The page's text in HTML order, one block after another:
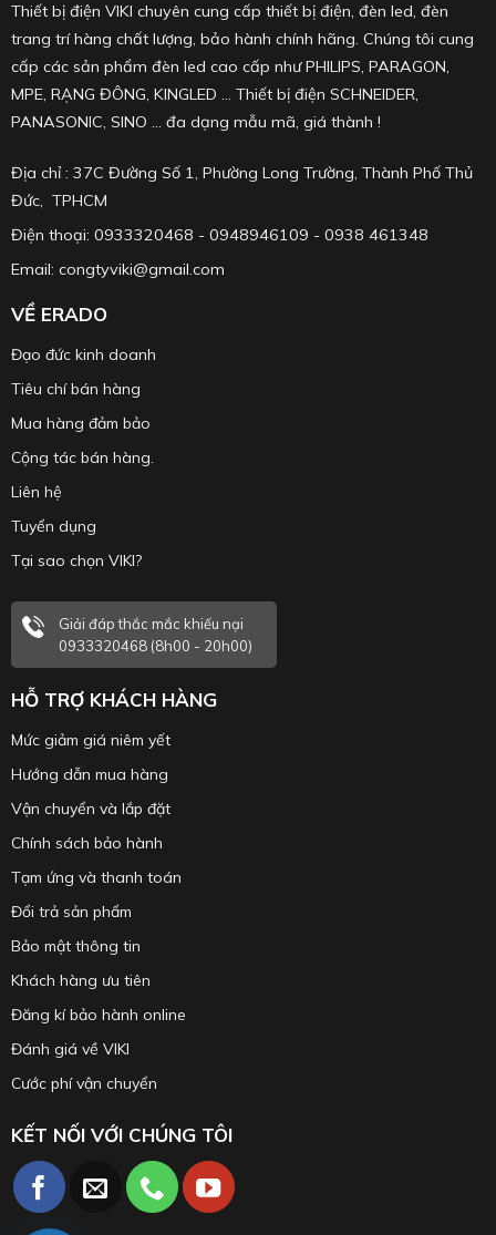
Thiết bị điện VIKI chuyên cung cấp thiết bị điện, đèn led, đèn
trang trí hàng chất lượng, bảo hành chính hãng. Chúng tôi cung
cấp các sản phẩm đèn led cao cấp như PHILIPS, PARAGON,
MPE, RẠNG ĐÔNG, KINGLED ... Thiết bị điện SCHNEIDER,
PANASONIC, SINO ... đa dạng mẫu mã, giá thành !
Địa chỉ : 37C Đường Số 1, Phường Long Trường, Thành Phố Thủ
Đức, TPHCM
Điện thoại: 0933320468 - 0948946109 - 0938 461348
Email: congtyviki@gmail.com
VỀ ERADO
Đạo đức kinh doanh
Tiêu chí bán hàng
Mua hàng đảm bảo
Cộng tác bán hàng.
Liên hệ
Tuyển dụng
Tại sao chọn VIKI?
Giải đáp thắc mắc khiếu nại
0933320468 (8h00 - 20h00)
HỖ TRỢ KHÁCH HÀNG
Mức giảm giá niêm yết
Hướng dẫn mua hàng
Vận chuyển và lắp đặt
Chính sách bảo hành
Tạm ứng và thanh toán
Đổi trả sản phẩm
Bảo mật thông tin
Khách hàng ưu tiên
Đăng kí bảo hành online
Đánh giá về VIKI
Cước phí vận chuyển
KẾT NỐI VỚI CHÚNG TÔI